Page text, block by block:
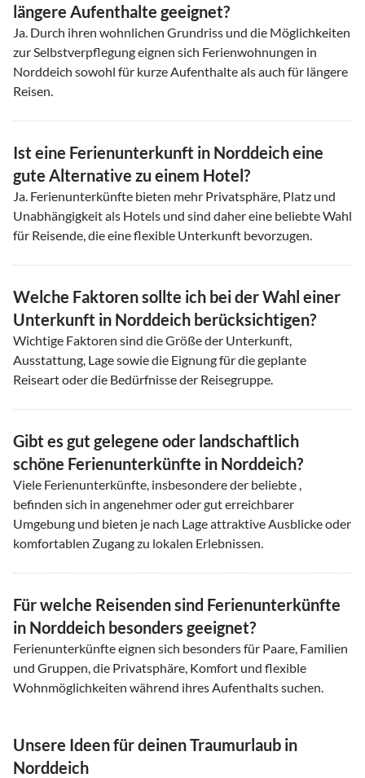
längere Aufenthalte geeignet?
Ja. Durch ihren wohnlichen Grundriss und die Möglichkeiten
zur Selbstverpflegung eignen sich Ferienwohnungen in
Norddeich sowohl für kurze Aufenthalte als auch für längere
Reisen.
Ist eine Ferienunterkunft in Norddeich eine
gute Alternative zu einem Hotel?
Ja. Ferienunterkünfte bieten mehr Privatsphäre, Platz und
Unabhängigkeit als Hotels und sind daher eine beliebte Wahl
für Reisende, die eine flexible Unterkunft bevorzugen.
Welche Faktoren sollte ich bei der Wahl einer
Unterkunft in Norddeich berücksichtigen?
Wichtige Faktoren sind die Größe der Unterkunft,
Ausstattung, Lage sowie die Eignung für die geplante
Reiseart oder die Bedürfnisse der Reisegruppe.
Gibt es gut gelegene oder landschaftlich
schöne Ferienunterkünfte in Norddeich?
Viele Ferienunterkünfte, insbesondere der beliebte ,
befinden sich in angenehmer oder gut erreichbarer
Umgebung und bieten je nach Lage attraktive Ausblicke oder
komfortablen Zugang zu lokalen Erlebnissen.
Für welche Reisenden sind Ferienunterkünfte
in Norddeich besonders geeignet?
Ferienunterkünfte eignen sich besonders für Paare, Familien
und Gruppen, die Privatsphäre, Komfort und flexible
Wohnmöglichkeiten während ihres Aufenthalts suchen.
Unsere Ideen für deinen Traumurlaub in
Norddeich